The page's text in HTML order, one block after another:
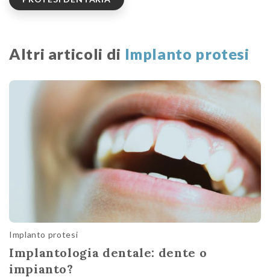
Altri articoli di Implanto protesi
Implanto protesi
Implantologia dentale: dente o
impianto?